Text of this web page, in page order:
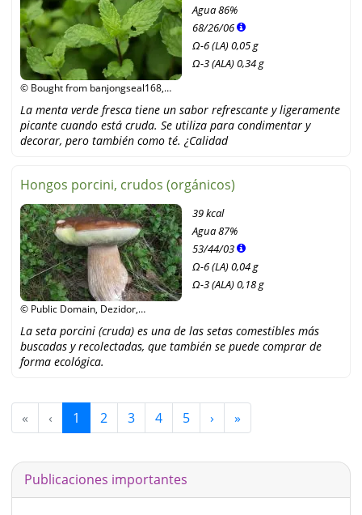
© Bought from banjongseal168,
Agua86%
68/26/06
Ω-6 (LA) 0,05 g
Ω-3 (ALA) 0,34 g
La menta verde fresca tiene un sabor refrescante y ligeramente
picante cuando está cruda. Se utiliza para condimentar y
decorar, pero también como té. ¿Calidad
Hongos porcini, crudos (orgánicos)
© Public Domain, Dezidor,
39 kcal
Agua87%
53/44/03
Ω-6 (LA) 0,04 g
Ω-3 (ALA) 0,18 g
La seta porcini (cruda) es una de las setas comestibles más
buscadas y recolectadas, que también se puede comprar de
forma ecológica.
« ‹ 1 2 3 4 5 › »
Publicaciones importantes